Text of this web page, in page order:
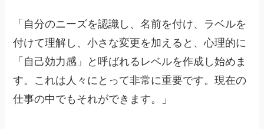
「自分のニーズを認識し、名前を付け、ラベルを
付けて理解し、小さな変更を加えると、心理的に
「自己効力感」と呼ばれるレベルを作成し始めま
す。これは人々にとって非常に重要です。現在の
仕事の中でもそれができます。」